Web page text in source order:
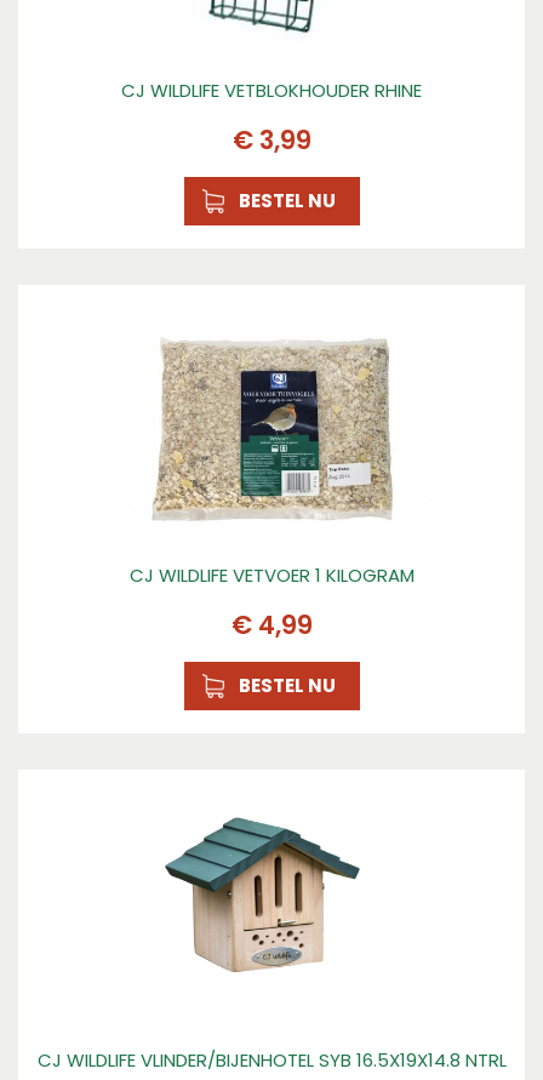
CJ WILDLIFE VETBLOKHOUDER RHINE
€ 3,99
BESTEL NU
CJ WILDLIFE VETVOER 1 KILOGRAM
€ 4,99
BESTEL NU
CJ WILDLIFE VLINDER/BIJENHOTEL SYB 16.5X19X14.8 NTRL